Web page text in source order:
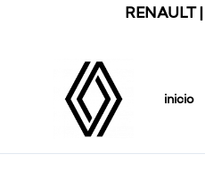
RENAULT |
inicio